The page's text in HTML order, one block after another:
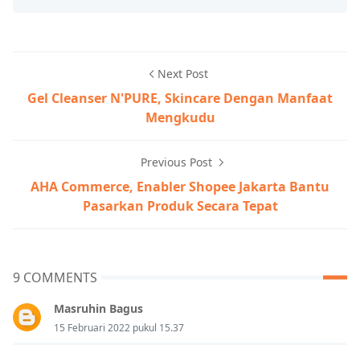
Next Post
Gel Cleanser N'PURE, Skincare Dengan Manfaat
Mengkudu
Previous Post
AHA Commerce, Enabler Shopee Jakarta Bantu
Pasarkan Produk Secara Tepat
9 COMMENTS
Masruhin Bagus
15 Februari 2022 pukul 15.37